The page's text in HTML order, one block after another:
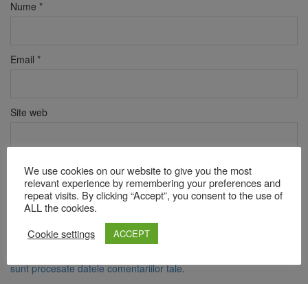
Nume *
Email *
Site web
Verificare anti-robot
Click pentru a începe verificarea
FriendlyCaptcha ⇗
sunt procesate datele comentariilor tale.
We use cookies on our website to give you the most
relevant experience by remembering your preferences and
repeat visits. By clicking “Accept”, you consent to the use of
ALL the cookies.
Cookie settings
ACCEPT